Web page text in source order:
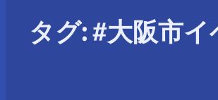
タグ:#大阪市イ